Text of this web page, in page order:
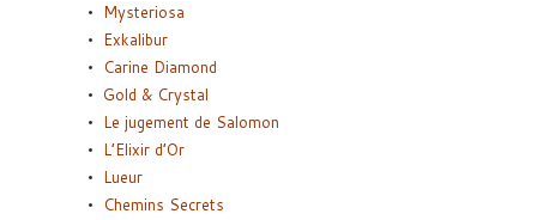
Mysteriosa
Exkalibur
Carine Diamond
Gold & Crystal
Le jugement de Salomon
L’Elixir d’Or
Lueur
Chemins Secrets